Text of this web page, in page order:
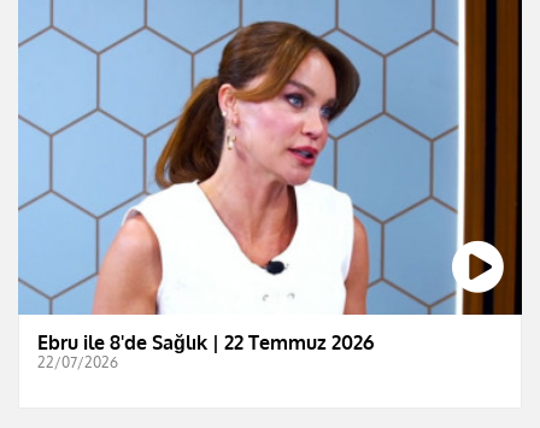
Ebru ile 8'de Sağlık | 22 Temmuz 2026
22/07/2026